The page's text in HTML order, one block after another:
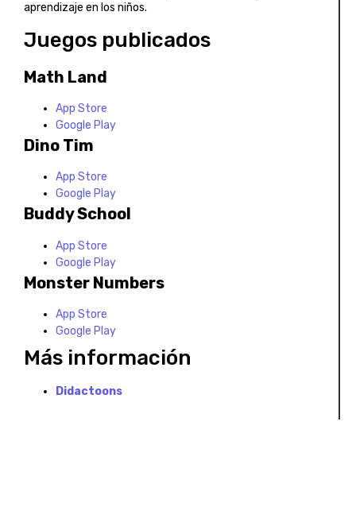
aprendizaje en los niños.
Juegos publicados
Math Land
App Store
Google Play
Dino Tim
App Store
Google Play
Buddy School
App Store
Google Play
Monster Numbers
App Store
Google Play
Más información
Didactoons